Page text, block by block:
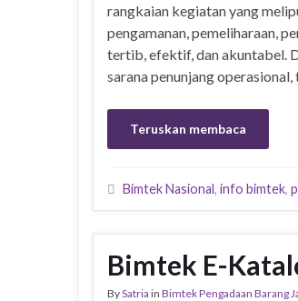
rangkaian kegiatan yang
pengamanan, pemeliharaan,
tertib, efektif, dan akuntabel.
sarana penunjang
Teruskan membaca
Bimtek Nasional, info bimtek,
Bimtek E-
BySatria in Bimtek Pengadaan Barang